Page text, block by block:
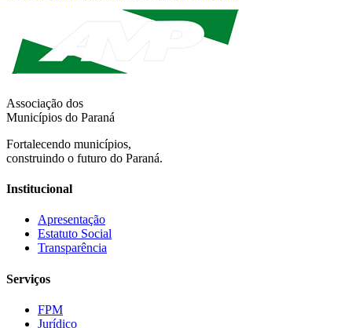
Associação dos
Municípios do Paraná
Fortalecendo municípios,
construindo o futuro do Paraná.
Institucional
Apresentação
Estatuto Social
Transparência
Serviços
FPM
Jurídico